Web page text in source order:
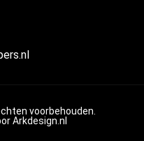
voorbehouden.
Arkdesign.nl